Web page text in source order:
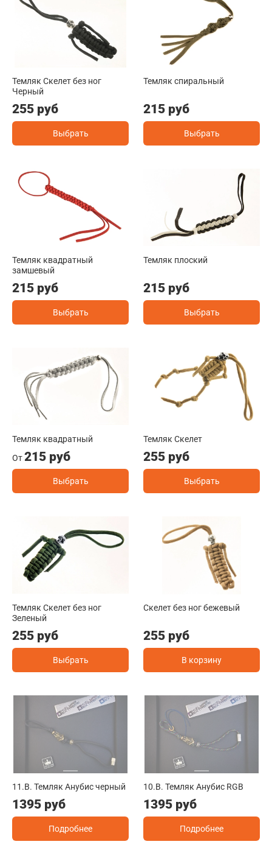
Темляк Скелет без ног
Черный
255 руб
Выбрать
Темляк спиральный
215 руб
Выбрать
Темляк квадратный
замшевый
215 руб
Выбрать
Темляк плоский
215 руб
Выбрать
Темляк квадратный
От215 руб
Выбрать
Темляк Скелет
255 руб
Выбрать
Темляк Скелет без ног
Зеленый
255 руб
Выбрать
Скелет без ног бежевый
255 руб
В корзину
11.B. Темляк Анубис черный
1395 руб
Подробнее
10.B. Темляк Анубис RGB
1395 руб
Подробнее